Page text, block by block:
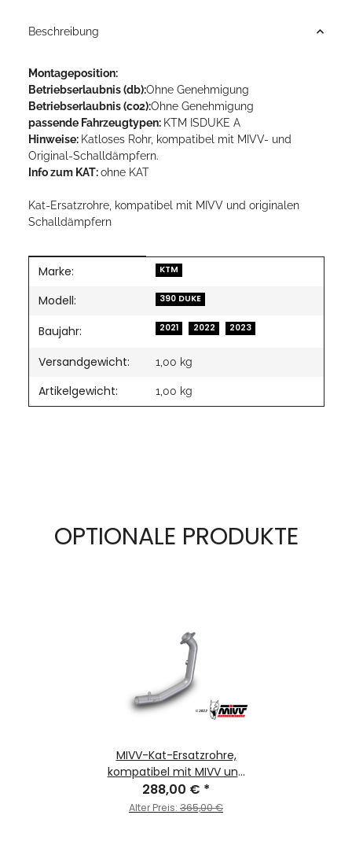
Beschreibung
Montageposition:
Betriebserlaubnis (db):Ohne Genehmigung
Betriebserlaubnis (co2):Ohne Genehmigung
passende Fahrzeugtypen: KTM ISDUKE A
Hinweise: Katloses Rohr, kompatibel mit MIVV- und
Original-Schalldämpfern.
Info zum KAT:ohne KAT
Kat-Ersatzrohre, kompatibel mit MIVV und originalen
Schalldämpfern
Produkteigenschaft
Wert
Marke: KTM
Modell: 390 DUKE
Baujahr: 2021 2022 2023
Versandgewicht: 1,00 kg
Artikelgewicht: 1,00 kg
OPTIONALE PRODUKTE
MIVV-Kat-Ersatzrohre,
kompatibel mit MIVV und
originalen Schalldämpfern
288,00 € *
Alter Preis: 365,00 €